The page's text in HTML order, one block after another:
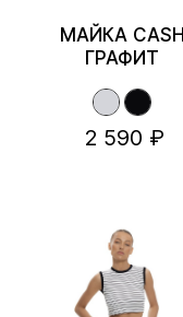
МАЙКА CASH
ГРАФИТ
2 590 ₽